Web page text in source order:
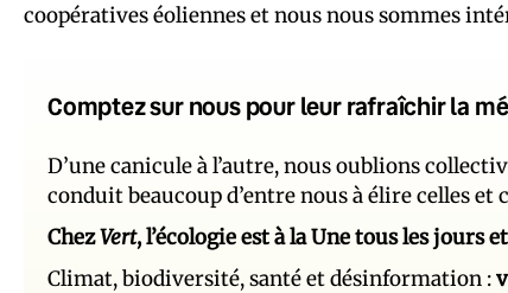
coopératives éoliennes et nous nous sommes
Comptez sur nous pour leur rafraîchir la
D’une canicule à l’autre, nous oublions
conduit beaucoup d’entre nous à élire celles
ChezVert, l’écologie est à la Une tous les jours
Climat, biodiversité, santé et désinformation :